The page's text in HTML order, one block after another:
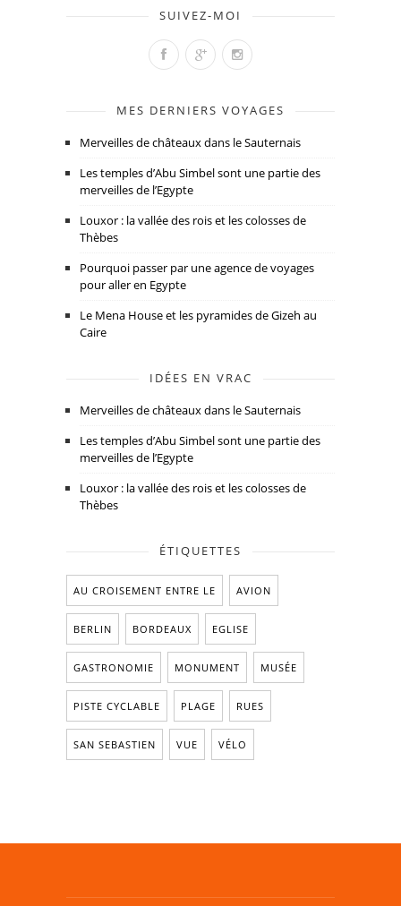
SUIVEZ-MOI
MES DERNIERS VOYAGES
Merveilles de châteaux dans le Sauternais
Les temples d’Abu Simbel sont une partie des
merveilles de l’Egypte
Louxor : la vallée des rois et les colosses de
Thèbes
Pourquoi passer par une agence de voyages
pour aller en Egypte
Le Mena House et les pyramides de Gizeh au
Caire
IDÉES EN VRAC
Merveilles de châteaux dans le Sauternais
Les temples d’Abu Simbel sont une partie des
merveilles de l’Egypte
Louxor : la vallée des rois et les colosses de
Thèbes
ÉTIQUETTES
AU CROISEMENT ENTRE LE AVION
BERLIN BORDEAUX EGLISE
GASTRONOMIE MONUMENT MUSÉE
PISTE CYCLABLE PLAGE RUES
SAN SEBASTIEN VUE VÉLO